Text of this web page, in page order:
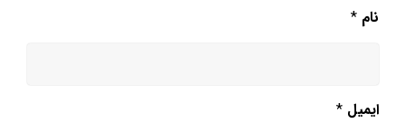
نام *
ایمیل *